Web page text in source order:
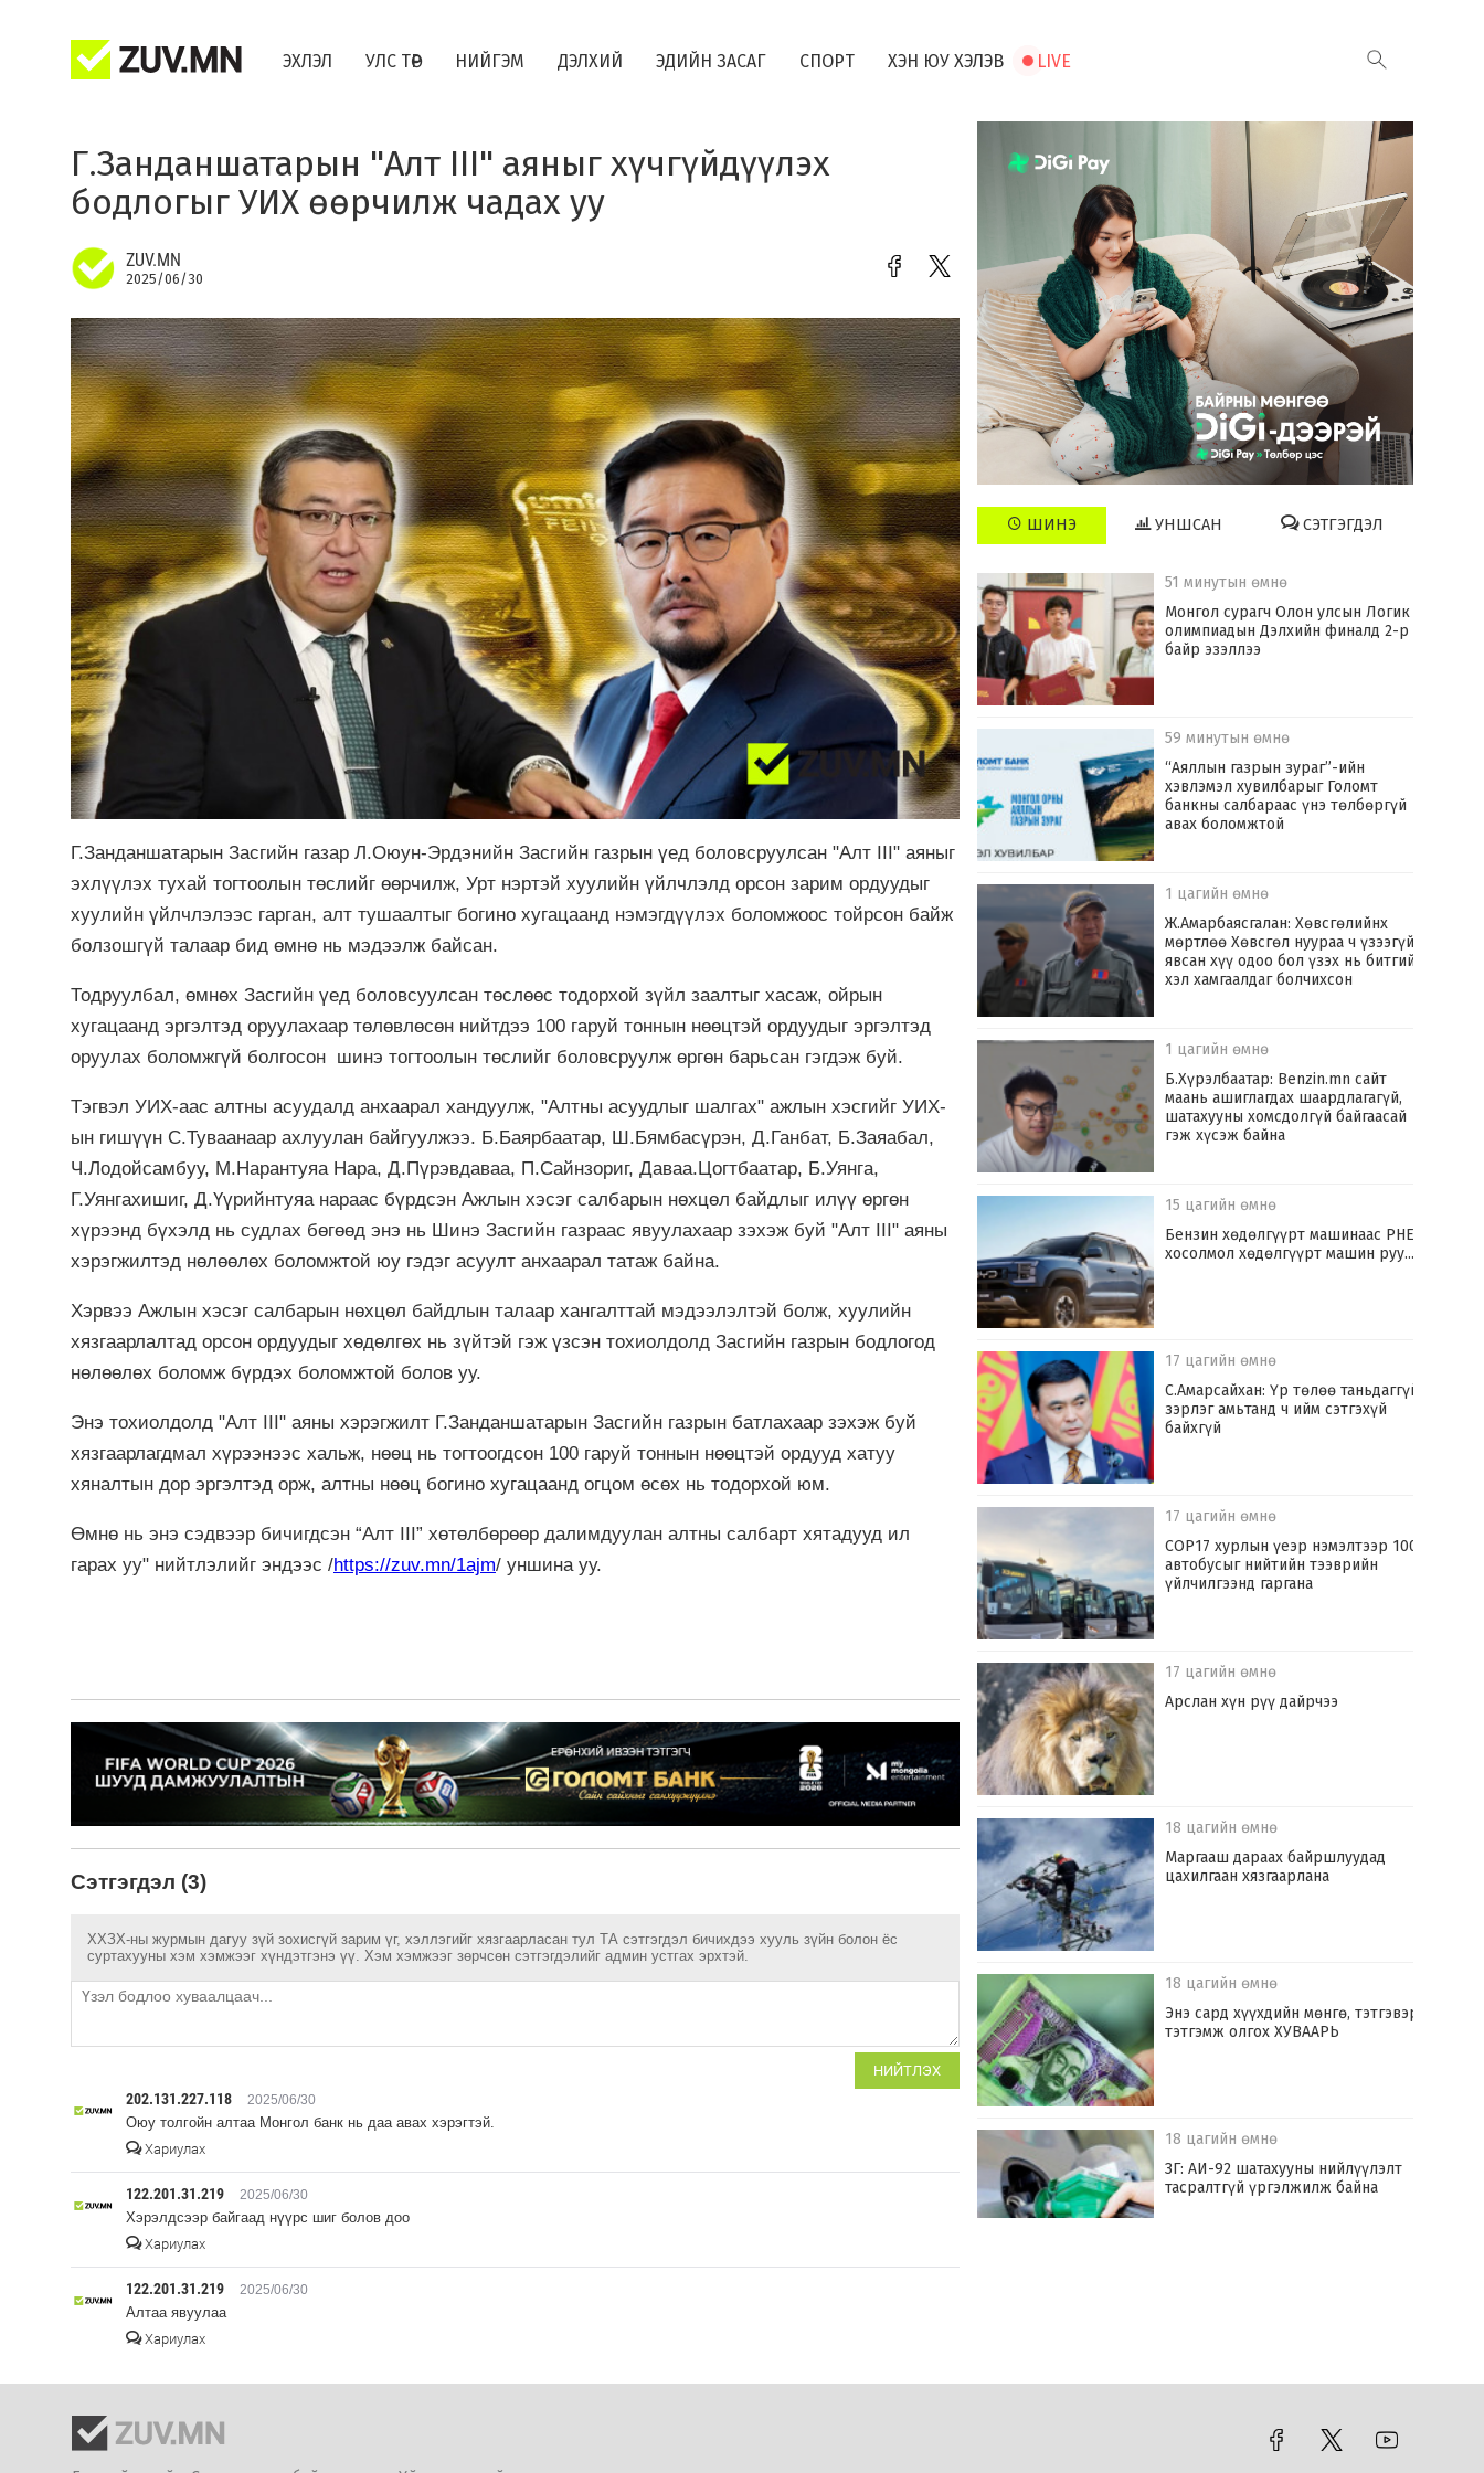
ЭХЛЭЛ УЛС ТӨР НИЙГЭМ ДЭЛХИЙ ЭДИЙН ЗАСАГ СПОРТ ХЭН ЮУ ХЭЛЭВ LIVE
Г.Занданшатарын "Алт III" аяныг хүчгүйдүүлэх
бодлогыг УИХ өөрчилж чадах уу
ZUV.MN
2025/06/30
Г.Занданшатарын Засгийн газар Л.Оюун-Эрдэнийн Засгийн газрын үед боловсруулсан "Алт III" аяныг
эхлүүлэх тухай тогтоолын төслийг өөрчилж, Урт нэртэй хуулийн үйлчлэлд орсон зарим ордуудыг
хуулийн үйлчлэлээс гарган, алт тушаалтыг богино хугацаанд нэмэгдүүлэх боломжоос тойрсон байж
болзошгүй талаар бид өмнө нь мэдээлж байсан.
Тодруулбал, өмнөх Засгийн үед боловсуулсан төслөөс тодорхой зүйл заалтыг хасаж, ойрын
хугацаанд эргэлтэд оруулахаар төлөвлөсөн нийтдээ 100 гаруй тоннын нөөцтэй ордуудыг эргэлтэд
оруулах боломжгүй болгосон шинэ тогтоолын төслийг боловсруулж өргөн барьсан гэгдэж буй.
Тэгвэл УИХ-аас алтны асуудалд анхаарал хандуулж, "Алтны асуудлыг шалгах" ажлын хэсгийг УИХ-
ын гишүүн С.Туваанаар ахлуулан байгуулжээ. Б.Баярбаатар, Ш.Бямбасүрэн, Д.Ганбат, Б.Заяабал,
Ч.Лодойсамбуу, М.Нарантуяа Нара, Д.Пүрэвдаваа, П.Сайнзориг, Даваа.Цогтбаатар, Б.Уянга,
Г.Уянгахишиг, Д.Үүрийнтуяа нараас бүрдсэн Ажлын хэсэг салбарын нөхцөл байдлыг илүү өргөн
хүрээнд бүхэлд нь судлах бөгөөд энэ нь Шинэ Засгийн газраас явуулахаар зэхэж буй "Алт III" аяны
хэрэгжилтэд нөлөөлөх боломжтой юу гэдэг асуулт анхаарал татаж байна.
Хэрвээ Ажлын хэсэг салбарын нөхцөл байдлын талаар хангалттай мэдээлэлтэй болж, хуулийн
хязгаарлалтад орсон ордуудыг хөдөлгөх нь зүйтэй гэж үзсэн тохиолдолд Засгийн газрын бодлогод
нөлөөлөх боломж бүрдэх боломжтой болов уу.
Энэ тохиолдолд "Алт III" аяны хэрэгжилт Г.Занданшатарын Засгийн газрын батлахаар зэхэж буй
хязгаарлагдмал хүрээнээс хальж, нөөц нь тогтоогдсон 100 гаруй тоннын нөөцтэй ордууд хатуу
хяналтын дор эргэлтэд орж, алтны нөөц богино хугацаанд огцом өсөх нь тодорхой юм.
Өмнө нь энэ сэдвээр бичигдсэн “Алт III” хөтөлбөрөөр далимдуулан алтны салбарт хятадууд ил
гарах уу" нийтлэлийг эндээс /https://zuv.mn/1ajm/ уншина уу.
Сэтгэгдэл (3)
ХХЗХ-ны журмын дагуу зүй зохисгүй зарим үг, хэллэгийг хязгаарласан тул ТА сэтгэгдэл бичихдээ хууль зүйн болон ёс
суртахууны хэм хэмжээг хүндэтгэнэ үү. Хэм хэмжээг зөрчсөн сэтгэгдэлийг админ устгах эрхтэй.
НИЙТЛЭХ
202.131.227.118 2025/06/30
Оюу толгойн алтаа Монгол банк нь даа авах хэрэгтэй.
Хариулах
122.201.31.219 2025/06/30
Хэрэлдсээр байгаад нүүрс шиг болов доо
Хариулах
122.201.31.219 2025/06/30
Алтаа явуулаа
Хариулах
ШИНЭ УНШСАН СЭТГЭГДЭЛ
51 минутын өмнө
Монгол сурагч Олон улсын Логик
олимпиадын Дэлхийн финалд 2-р
байр эзэллээ
59 минутын өмнө
“Аяллын газрын зураг”-ийн
хэвлэмэл хувилбарыг Голомт
банкны салбараас үнэ төлбөргүй
авах боломжтой
1 цагийн өмнө
Ж.Амарбаясгалан: Хөвсгөлийнх
мөртлөө Хөвсгөл нуураа ч үзээгүй
явсан хүү одоо бол үзэх нь битгий
хэл хамгаалдаг болчихсон
1 цагийн өмнө
Б.Хүрэлбаатар: Benzin.mn сайт
маань ашиглагдах шаардлагагүй,
шатахууны хомсдолгүй байгаасай
гэж хүсэж байна
15 цагийн өмнө
​Бензин хөдөлгүүрт машинаас PHEV
хосолмол хөдөлгүүрт машин руу...
17 цагийн өмнө
С.Амарсайхан: Үр төлөө таньдаггүй
зэрлэг амьтанд ч ийм сэтгэхүй
байхгүй
17 цагийн өмнө
COP17 хурлын үеэр нэмэлтээр 100
автобусыг нийтийн тээврийн
үйлчилгээнд гаргана
17 цагийн өмнө
Арслан хүн рүү дайрчээ
18 цагийн өмнө
Маргааш дараах байршлуудад
цахилгаан хязгаарлана
18 цагийн өмнө
Энэ сард хүүхдийн мөнгө, тэтгэвэр,
тэтгэмж олгох ХУВААРЬ
18 цагийн өмнө
ЗГ: АИ-92 шатахууны нийлүүлэлт
тасралтгүй үргэлжилж байна
21 цагийн өмнө